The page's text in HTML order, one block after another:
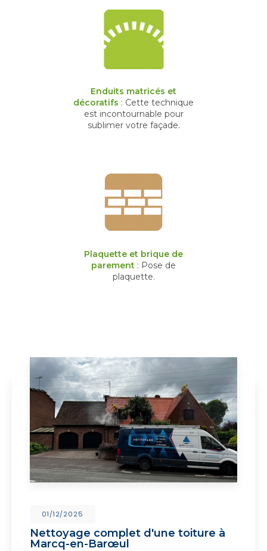
Enduits matricés et
décoratifs : Cette technique
est incontournable pour
sublimer votre façade.
Plaquette et brique de
parement : Pose de
plaquette.
01/12/2025
Nettoyage complet d'une toiture à
Marcq-en-Barœul